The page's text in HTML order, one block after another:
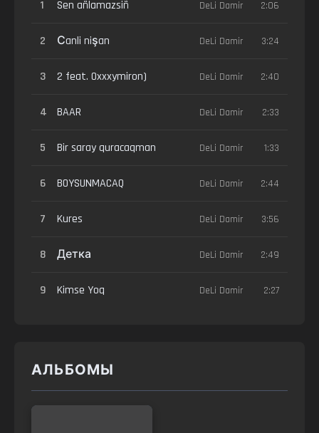
1 Sen añlamazsiñ DeLi Damir 2:06
2 Сanli nişan DeLi Damir 3:24
3 2 feat. Oxxxymiron) DeLi Damir 2:40
4 BAAR DeLi Damir 2:33
5 Bir saray quracaqman DeLi Damir 1:33
6 BOYSUNMACAQ DeLi Damir 2:44
7 Kures DeLi Damir 3:56
8 Детка DeLi Damir 2:49
9 Kimse Yoq DeLi Damir 2:27
АЛЬБОМЫ